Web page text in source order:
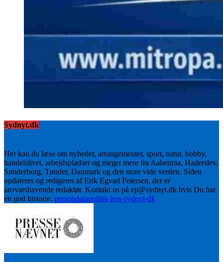
Sydnyt.dk
Her kan du læse om nyheder, arrangementer, sport, natur, hobby,
handelslivet, arbejdspladser og meget mere fra Aabenraa, Haderslev,
Sønderborg, Tønder, Danmark og den store vide verden. Siden
opdateres og redigeres af Erik Egvad Petersen, der er
ansvarshavende redaktør. Kontakt os på ep@sydnyt.dk hvis Du har
en god historie. persondatapolitik-hos-sydnyt-dk